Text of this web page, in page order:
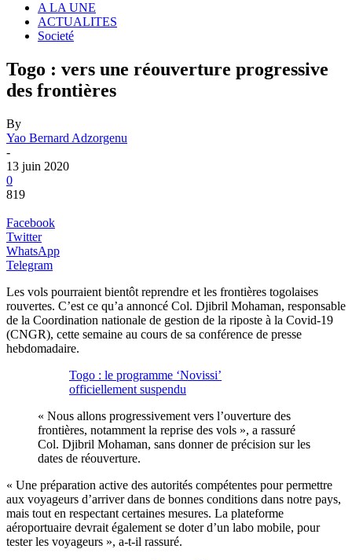
A LA UNE
ACTUALITES
Societé
Togo : vers une réouverture progressive
des frontières
By
Yao Bernard Adzorgenu
-
13 juin 2020
0
819
Facebook
Twitter
WhatsApp
Telegram
Les vols pourraient bientôt reprendre et les frontières togolaises
rouvertes. C’est ce qu’a annoncé Col. Djibril Mohaman, responsable
de la Coordination nationale de gestion de la riposte à la Covid-19
(CNGR), cette semaine au cours de sa conférence de presse
hebdomadaire.
Togo : le programme ‘Novissi’
officiellement suspendu
« Nous allons progressivement vers l’ouverture des
frontières, notamment la reprise des vols », a rassuré
Col. Djibril Mohaman, sans donner de précision sur les
dates de réouverture.
« Une préparation active des autorités compétentes pour permettre
aux voyageurs d’arriver dans de bonnes conditions dans notre pays,
mais tout en respectant certaines mesures. La plateforme
aéroportuaire devrait également se doter d’un labo mobile, pour
tester les voyageurs », a-t-il rassuré.